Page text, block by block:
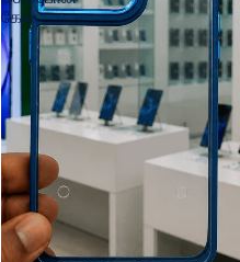
கேஸ்